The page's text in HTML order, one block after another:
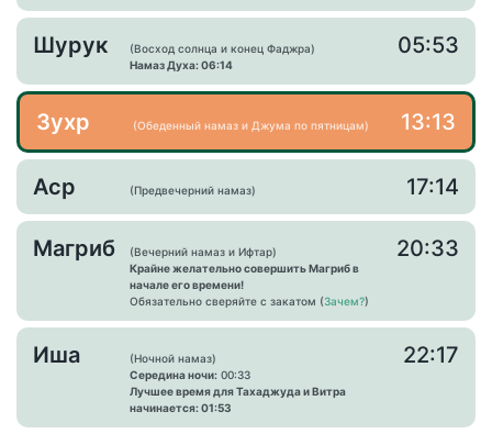
Шурук
(Восход солнца и конец Фаджра)
Намаз Духа: 06:14
05:53
Зухр (Обеденный намаз и Джума по пятницам) 13:13
Аср (Предвечерний намаз) 17:14
Магриб
(Вечерний намаз и Ифтар)
Крайне желательно совершить Магриб в
начале его времени!
Обязательно сверяйте с закатом (Зачем?)
20:33
Иша
(Ночной намаз)
Середина ночи: 00:33
Лучшее время для Тахаджуда и Витра
начинается: 01:53
22:17